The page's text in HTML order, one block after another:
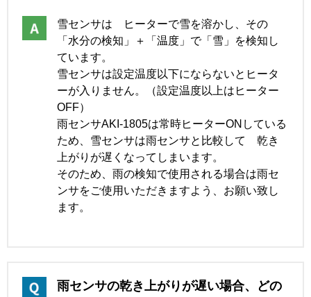
雪センサは ヒーターで雪を溶かし、その
「水分の検知」＋「温度」で「雪」を検知し
ています。
雪センサは設定温度以下にならないとヒータ
ーが入りません。（設定温度以上はヒーター
OFF）
雨センサAKI-1805は常時ヒーターONしている
ため、雪センサは雨センサと比較して 乾き
上がりが遅くなってしまいます。
そのため、雨の検知で使用される場合は雨セ
ンサをご使用いただきますよう、お願い致し
ます。
雨センサの乾き上がりが遅い場合、どの